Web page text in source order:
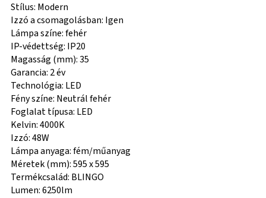
Stílus: Modern
Izzó a csomagolásban: Igen
Lámpa színe: fehér
IP-védettség: IP20
Magasság (mm): 35
Garancia: 2 év
Technológia: LED
Fény színe: Neutrál fehér
Foglalat típusa: LED
Kelvin: 4000K
Izzó: 48W
Lámpa anyaga: fém/műanyag
Méretek (mm): 595 x 595
Termékcsalád: BLINGO
Lumen: 6250lm